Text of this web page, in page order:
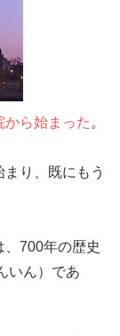
ら始まった 。
り、既にもう
、700年の歴史
いん）であ